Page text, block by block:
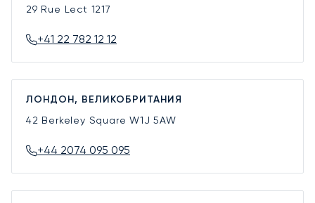
29 Rue Lect 1217
+41 22 782 12 12
ЛОНДОН, ВЕЛИКОБРИТАНИЯ
42 Berkeley SquareW1J 5AW
+44 2074 095 095